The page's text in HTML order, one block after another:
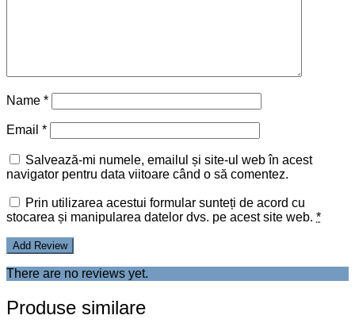
Name *
Email *
Salvează-mi numele, emailul și site-ul web în acest
navigator pentru data viitoare când o să comentez.
Prin utilizarea acestui formular sunteți de acord cu
stocarea și manipularea datelor dvs. pe acest site web. *
There are no reviews yet.
Produse similare